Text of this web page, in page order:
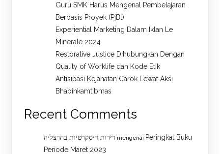
Guru SMK Harus Mengenal Pembelajaran
Berbasis Proyek (PjBl)
Experiential Marketing Dalam Iklan Le
Minerale 2024
Restorative Justice Dihubungkan Dengan
Quality of Worklife dan Kode Etik
Antisipasi Kejahatan Carok Lewat Aksi
Bhabinkamtibmas
Recent Comments
דירות דיסקרטיות בהרצליה mengenai Peringkat Buku
Periode Maret 2023